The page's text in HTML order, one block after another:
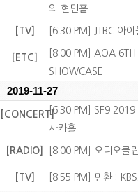
와 현민홀
[TV] [6:30 PM] JTBC 아이
[ETC]
[8:00 PM] AOA
SHOWCASE
2019-11-27
[CONCERT][6:30 PM] SF9
사카홀
[RADIO] [8:00 PM] 오디오클
[TV] [8:55 PM] 민환 :